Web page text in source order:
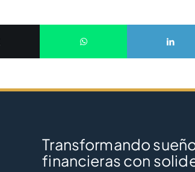
Transformando
financieras con